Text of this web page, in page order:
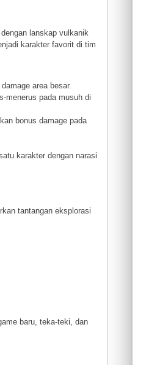
dengan lanskap vulkanik
karakter favorit di tim
area besar.
menerus pada musuh di
bonus damage pada
karakter dengan narasi
tantangan eksplorasi
baru, teka-teki, dan